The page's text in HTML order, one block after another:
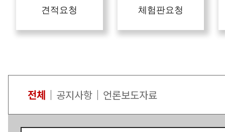
견적요청
제품 견적 요청 시 빠른
체험판요청
제품 체험판 요청 시 30일간
전체 공지사항 언론보도자료